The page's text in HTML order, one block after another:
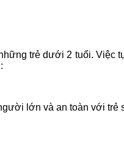
trẻ dưới 2 tuổi. Việc
lớn và an toàn với trẻ